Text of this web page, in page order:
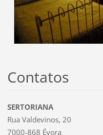
Contatos
SERTORIANA
Rua Valdevinos, 20
7000-868 Évora